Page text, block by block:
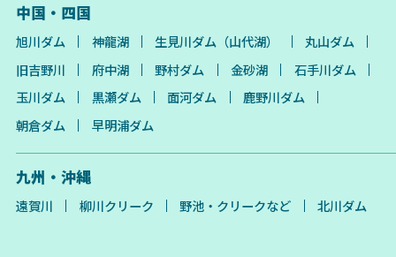
中国・四国
旭川ダム 神龍湖 生見川ダム（山代湖）
丸山ダム
旧吉野川
府中湖 野村ダム 金砂湖
石手川ダム
玉川ダム
黒瀬ダム 面河ダム
鹿野川ダム
朝倉ダム
早明浦ダム
九州・沖縄
遠賀川 柳川クリーク 野池・クリークなど 北川ダム